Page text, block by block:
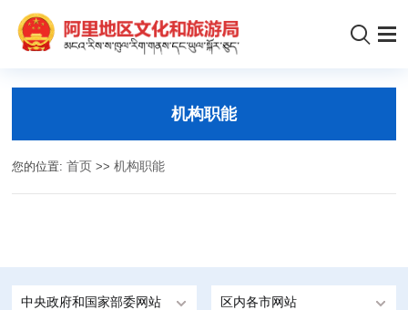
机构职能
您的位置:首页 >>机构职能
中央政府和国家部委网站 区内各市网站